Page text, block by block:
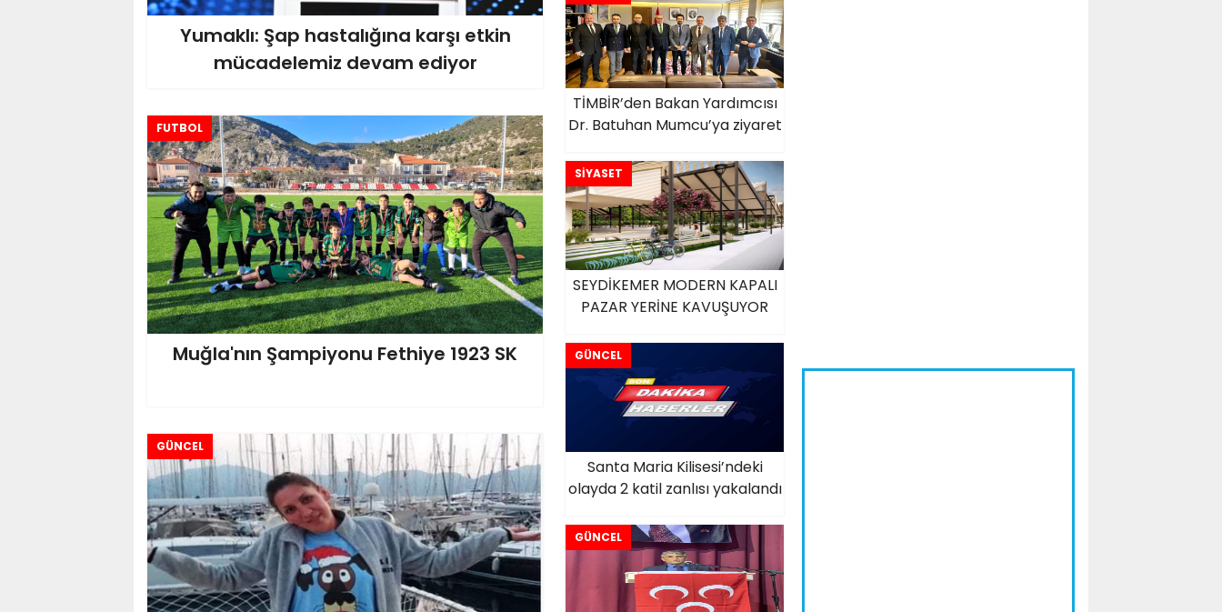
Yumaklı: Şap hastalığına karşı etkin
mücadelemiz devam ediyor
TİMBİR’den Bakan Yardımcısı
Dr. Batuhan Mumcu’ya ziyaret
FUTBOL
Muğla'nın Şampiyonu Fethiye 1923 SK
SİYASET
SEYDİKEMER MODERN KAPALI
PAZAR YERİNE KAVUŞUYOR
GÜNCEL
Santa Maria Kilisesi’ndeki
olayda 2 katil zanlısı yakalandı
GÜNCEL
GÜNCEL